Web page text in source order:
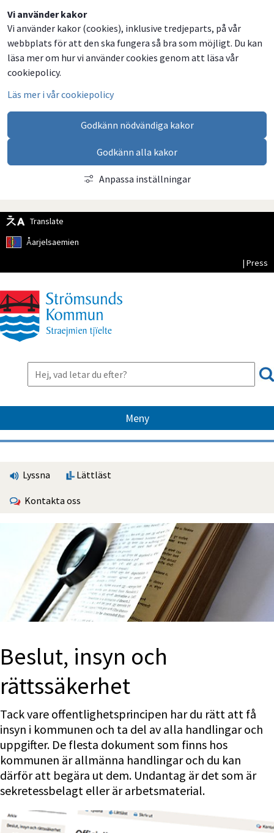
Vi använder kakor
Vi använder kakor (cookies), inklusive tredjeparts, på vår
webbplats för att den ska fungera så bra som möjligt. Du kan
läsa mer om hur vi använder cookies genom att läsa vår
cookiepolicy.
Läs mer i vår cookiepolicy
Godkänn nödvändiga kakor
Godkänn alla kakor
Anpassa inställningar
Translate
Åarjelsaemien
| Press
Meny
Lyssna Lättläst
Kontakta oss
Beslut, insyn och
rättssäkerhet
Tack vare offentlighetsprincipen har du rätt att få
insyn i kommunen och ta del av alla handlingar och
uppgifter. De flesta dokument som finns hos
kommunen är allmänna handlingar och du kan
därför att begära ut dem. Undantag är det som är
sekretessbelagt eller är arbetsmaterial.
Dela
på
Facebook
Dela
på
Twitter
Dela
på
LinkedIn
Dela
via
email